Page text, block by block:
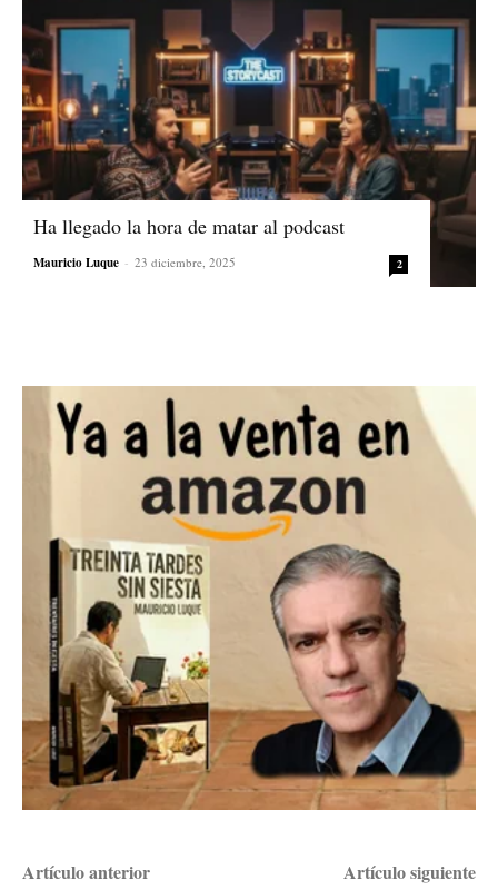
Ha llegado la hora de matar al podcast
Mauricio Luque - 23 diciembre, 2025 2
Artículo anterior Artículo siguiente